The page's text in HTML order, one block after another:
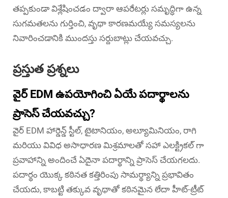
తప్పకుండా విశ్లేషించడం ద్వారా ఆపరేటర్లు సమృద్ధిగా ఉన్న
సుగమతలను గుర్తించి, వృథా కారణమయ్యే సమస్యలను
నివారించడానికి ముందస్తు సర్దుబాట్లు చేయవచ్చు.
ప్రస్తుత ప్రశ్నలు
వైర్ EDM ఉపయోగించి ఏయే పదార్థాలను
ప్రాసెస్ చేయవచ్చు?
వైర్ EDM హార్డెన్డ్ స్టీల్, టైటానియం, అల్యూమినియం, రాగి
మరియు వివిధ అసాధారణ మిశ్రమాలతో సహా ఎలక్ట్రికల్ గా
ప్రవాహాన్ని అందించే ఏదైనా పదార్థాన్ని ప్రాసెస్ చేయగలదు.
పదార్థం యొక్క కఠినత కత్తిరింపు సామర్థ్యాన్ని ప్రభావితం
చేయదు, కాబట్టి తక్కువ వృథాతో కఠినమైన లేదా హీట్-ట్రీట్